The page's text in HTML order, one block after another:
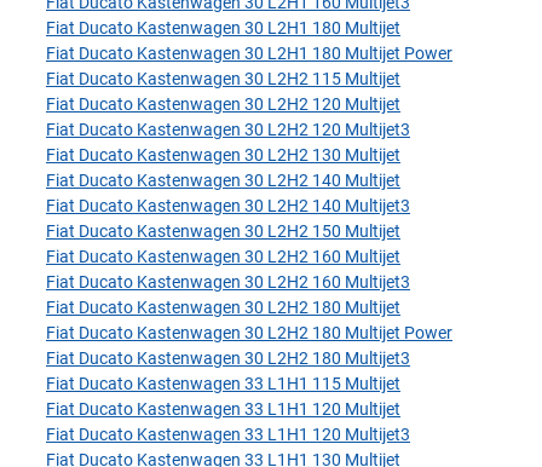
Fiat Ducato Kastenwagen 30 L2H1 180 Multijet
Fiat Ducato Kastenwagen 30 L2H1 180 Multijet Power
Fiat Ducato Kastenwagen 30 L2H2 115 Multijet
Fiat Ducato Kastenwagen 30 L2H2 120 Multijet
Fiat Ducato Kastenwagen 30 L2H2 120 Multijet3
Fiat Ducato Kastenwagen 30 L2H2 130 Multijet
Fiat Ducato Kastenwagen 30 L2H2 140 Multijet
Fiat Ducato Kastenwagen 30 L2H2 140 Multijet3
Fiat Ducato Kastenwagen 30 L2H2 150 Multijet
Fiat Ducato Kastenwagen 30 L2H2 160 Multijet
Fiat Ducato Kastenwagen 30 L2H2 160 Multijet3
Fiat Ducato Kastenwagen 30 L2H2 180 Multijet
Fiat Ducato Kastenwagen 30 L2H2 180 Multijet Power
Fiat Ducato Kastenwagen 30 L2H2 180 Multijet3
Fiat Ducato Kastenwagen 33 L1H1 115 Multijet
Fiat Ducato Kastenwagen 33 L1H1 120 Multijet
Fiat Ducato Kastenwagen 33 L1H1 120 Multijet3
Fiat Ducato Kastenwagen 33 L1H1 130 Multijet